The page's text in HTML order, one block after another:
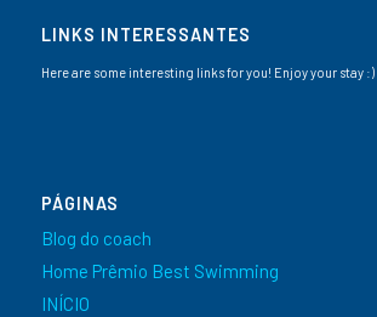
LINKS INTERESSANTES
Here are some interesting links for you! Enjoy your stay :)
PÁGINAS
Blog do coach
Home Prêmio Best Swimming
INÍCIO